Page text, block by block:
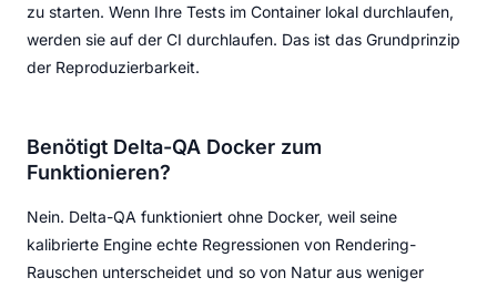
zu starten. Wenn Ihre Tests im Container lokal durchlaufen,
werden sie auf der CI durchlaufen. Das ist das Grundprinzip
der Reproduzierbarkeit.
Benötigt Delta-QA Docker zum
Funktionieren?
Nein. Delta-QA funktioniert ohne Docker, weil seine
kalibrierte Engine echte Regressionen von Rendering-
Rauschen unterscheidet und so von Natur aus weniger